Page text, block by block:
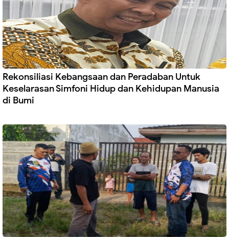
Rekonsiliasi Kebangsaan dan Peradaban Untuk
Keselarasan Simfoni Hidup dan Kehidupan Manusia
di Bumi